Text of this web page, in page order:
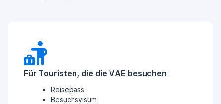
Für Touristen, die die VAE besuchen
Reisepass
Besuchsvisum